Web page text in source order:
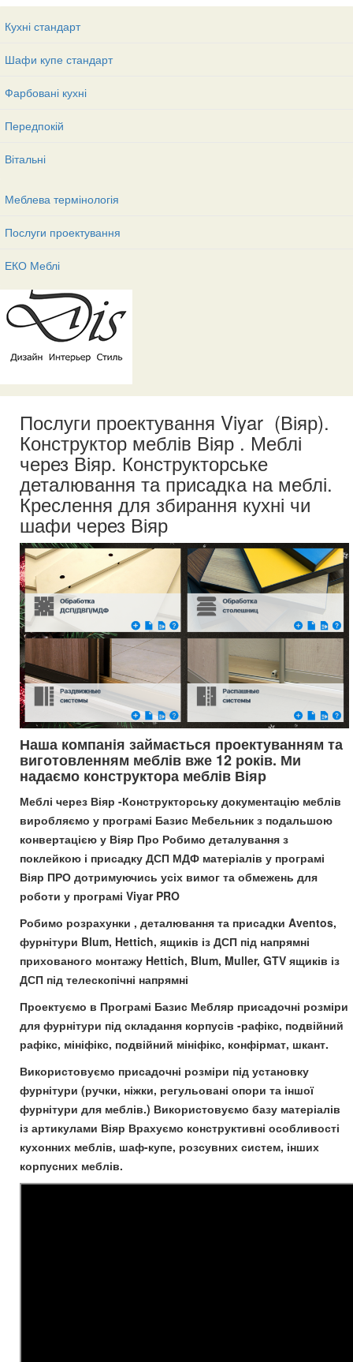
Кухні стандарт
Шафи купе стандарт
Фарбовані кухні
Передпокій
Вітальні
Меблева термінологія
Послуги проектування
ЕКО Меблі
Послуги проектування Viyar (Віяр).
Конструктор меблів Віяр . Меблі
через Віяр. Конструкторське
деталювання та присадка на меблі.
Креслення для збирання кухні чи
шафи через Віяр
Наша компанія займається проектуванням та
виготовленням меблів вже 12 років. Ми
надаємо конструктора меблів Віяр
Меблі через Віяр -Конструкторську документацію меблів
виробляємо у програмі Базис Мебельник з подальшою
конвертацією у Віяр Про Робимо деталування з
поклейкою і присадку ДСП МДФ матеріалів у програмі
Віяр ПРО дотримуючись усіх вимог та обмежень для
роботи у програмі Viyar PRO
Робимо розрахунки , деталювання та присадки Aventos,
фурнітури Blum, Hettich, ящиків із ДСП під напрямні
прихованого монтажу Hettich, Blum, Muller, GTV ящиків із
ДСП під телескопічні напрямні
Проектуємо в Програмі Базис Мебляр присадочні розміри
для фурнітури під складання корпусів -рафікс, подвійний
рафікс, мініфікс, подвійний мініфікс, конфірмат, шкант.
Використовуємо присадочні розміри під установку
фурнітури (ручки, ніжки, регульовані опори та іншої
фурнітури для меблів.) Використовуємо базу матеріалів
із артикулами Віяр Врахуємо конструктивні особливості
кухонних меблів, шаф-купе, розсувних систем, інших
корпусних меблів.